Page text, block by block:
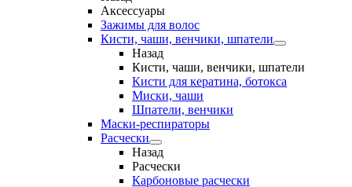
Аксессуары
Зажимы для волос
Кисти, чаши, венчики, шпатели
Назад
Кисти, чаши, венчики, шпатели
Кисти для кератина, ботокса
Миски, чаши
Шпатели, венчики
Маски-респираторы
Расчески
Назад
Расчески
Карбоновые расчески